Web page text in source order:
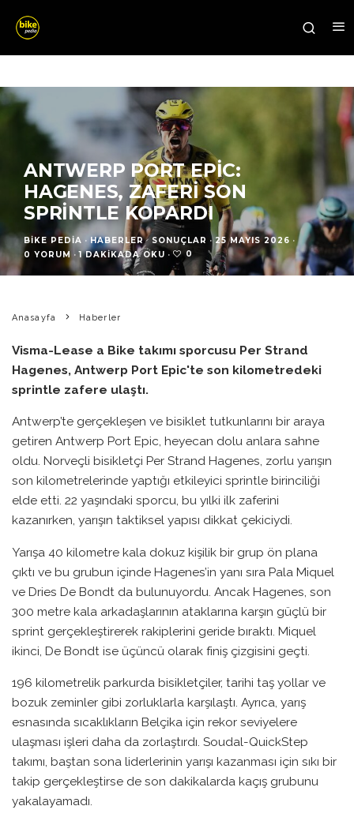
ANTWERP PORT EPIC:
HAGENES, ZAFERI SON
SPRINTLE KOPARDI
BIKE PEDIA · HABERLER SONUÇLAR · 25 MAYIS 2026 ·
0 YORUM · 1 DAKIKADA OKU · 0
Anasayfa Haberler
Visma-Lease a Bike takımı sporcusu Per Strand
Hagenes, Antwerp Port Epic'te son kilometredeki
sprintle zafere ulaştı.
Antwerp’te gerçekleşen ve bisiklet tutkunlarını bir araya
getiren Antwerp Port Epic, heyecan dolu anlara sahne
oldu. Norveçli bisikletçi Per Strand Hagenes, zorlu yarışın
son kilometrelerinde yaptığı etkileyici sprintle birinciliği
elde etti. 22 yaşındaki sporcu, bu yılki ilk zaferini
kazanırken, yarışın taktiksel yapısı dikkat çekiciydi.
Yarışa 40 kilometre kala dokuz kişilik bir grup ön plana
çıktı ve bu grubun içinde Hagenes’in yanı sıra Pala Miquel
ve Dries De Bondt da bulunuyordu. Ancak Hagenes, son
300 metre kala arkadaşlarının ataklarına karşın güçlü bir
sprint gerçekleştirerek rakiplerini geride bıraktı. Miquel
ikinci, De Bondt ise üçüncü olarak finiş çizgisini geçti.
196 kilometrelik parkurda bisikletçiler, tarihi taş yollar ve
bozuk zeminler gibi zorluklarla karşılaştı. Ayrıca, yarış
esnasında sıcaklıkların Belçika için rekor seviyelere
ulaşması işleri daha da zorlaştırdı. Soudal-QuickStep
takımı, baştan sona liderlerinin yarışı kazanması için sıkı bir
takip gerçekleştirse de son dakikalarda kaçış grubunu
yakalayamadı.